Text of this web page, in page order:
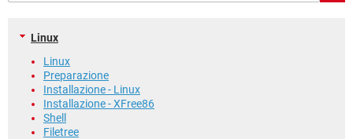
TIKTOK FACEBOOK
HARDWARE
Linux
Linux
Preparazione
Installazione - Linux
Installazione - XFree86
Shell
Filetree